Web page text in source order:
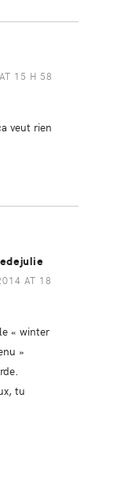
15 H 58
veut rien
AT 18
« winter
»
tu